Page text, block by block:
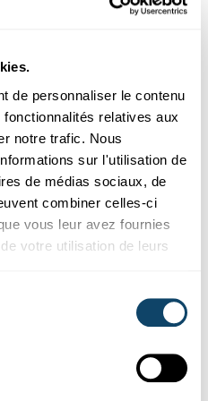
de personnaliser le contenu
relatives aux
notre trafic. Nous
sur l'utilisation de
de médias sociaux, de
combiner celles-ci
vous leur avez fournies
votre utilisation de leurs
un concours pour les
vous avez envie de construire
participer au concours
2021. Inscriptions ouvertes